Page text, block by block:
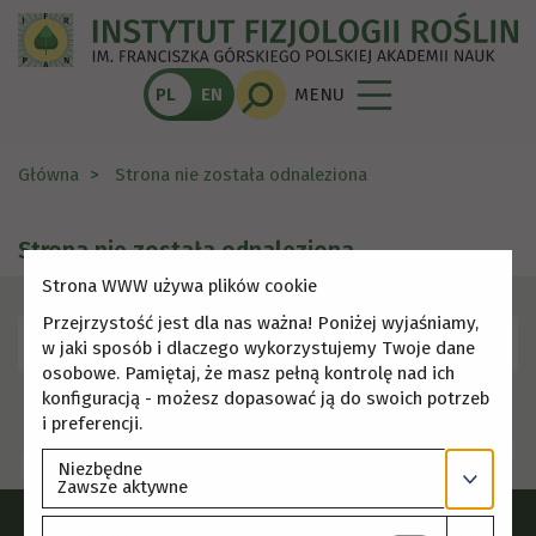
PL EN MENU
Główna Strona nie została odnaleziona
Strona nie została odnaleziona
Skorzystaj z menu, aby wybrać inną stronę.
Strona WWW używa plików cookie
Przejrzystość jest dla nas ważna! Poniżej wyjaśniamy,
w jaki sposób i dlaczego wykorzystujemy Twoje dane
osobowe. Pamiętaj, że masz pełną kontrolę nad ich
konfiguracją - możesz dopasować ją do swoich potrzeb
i preferencji.
Niezbędne
Zawsze aktywne